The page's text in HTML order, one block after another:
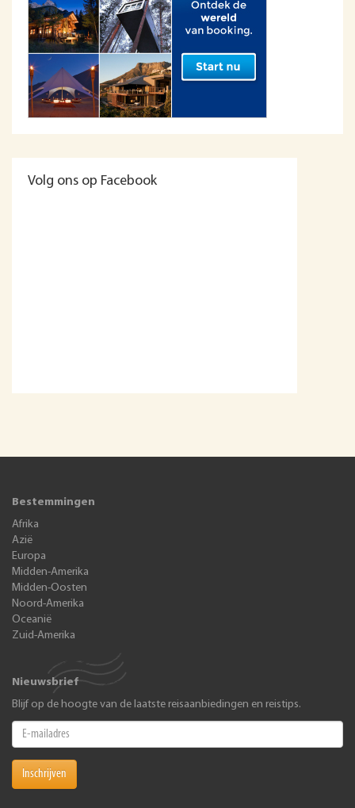
Volg ons op Facebook
Bestemmingen
Afrika
Azië
Europa
Midden-Amerika
Midden-Oosten
Noord-Amerika
Oceanië
Zuid-Amerika
Nieuwsbrief
Blijf op de hoogte van de laatste reisaanbiedingen en reistips.
Inschrijven